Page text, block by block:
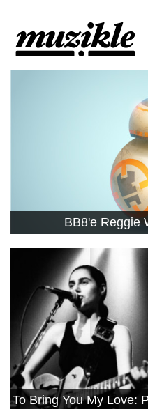
BB8'e Reggie
To Bring You My Love: